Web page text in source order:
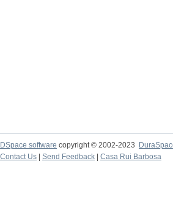
DSpace software copyright © 2002-2023
Contact Us
Send Feedback Casa Rui Barbosa